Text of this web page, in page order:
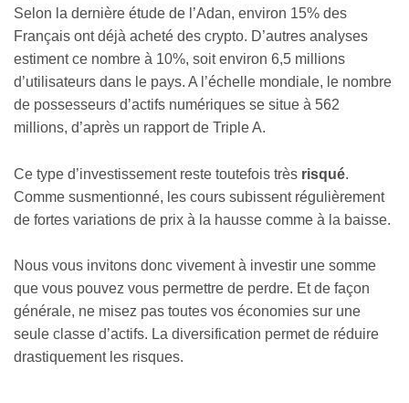
Selon la dernière étude de l’Adan, environ 15% des
Français ont déjà acheté des crypto. D’autres analyses
estiment ce nombre à 10%, soit environ 6,5 millions
d’utilisateurs dans le pays. A l’échelle mondiale, le nombre
de possesseurs d’actifs numériques se situe à 562
millions, d’après un rapport de Triple A.
Ce type d’investissement reste toutefois très risqué.
Comme susmentionné, les cours subissent régulièrement
de fortes variations de prix à la hausse comme à la baisse.
Nous vous invitons donc vivement à investir une somme
que vous pouvez vous permettre de perdre. Et de façon
générale, ne misez pas toutes vos économies sur une
seule classe d’actifs. La diversification permet de réduire
drastiquement les risques.